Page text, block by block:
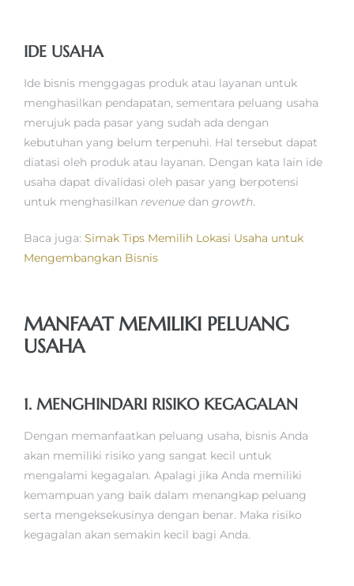
IDE USAHA
Ide bisnis menggagas produk atau layanan untuk
menghasilkan pendapatan, sementara peluang usaha
merujuk pada pasar yang sudah ada dengan
kebutuhan yang belum terpenuhi. Hal tersebut dapat
diatasi oleh produk atau layanan. Dengan kata lain ide
usaha dapat divalidasi oleh pasar yang berpotensi
untuk menghasilkan revenue dan growth.
Baca juga: Simak Tips Memilih Lokasi Usaha untuk
Mengembangkan Bisnis
MANFAAT MEMILIKI PELUANG
USAHA
1. MENGHINDARI RISIKO KEGAGALAN
Dengan memanfaatkan peluang usaha, bisnis Anda
akan memiliki risiko yang sangat kecil untuk
mengalami kegagalan. Apalagi jika Anda memiliki
kemampuan yang baik dalam menangkap peluang
serta mengeksekusinya dengan benar. Maka risiko
kegagalan akan semakin kecil bagi Anda.